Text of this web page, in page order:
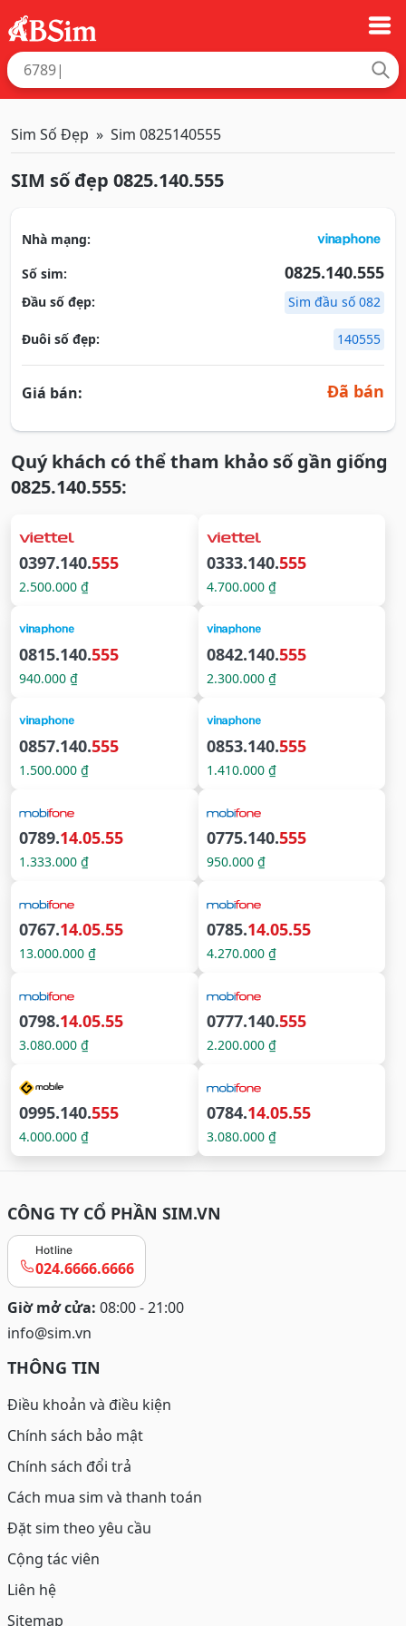
Sim Số Đẹp Sim 0825140555
SIM số đẹp 0825.140.555
Nhà mạng:
Số sim:
0825.140.555
Đầu số đẹp: Sim đầu số 082
Đuôi số đẹp: 140555
Giá bán: Đã bán
Quý khách có thể tham khảo số gần giống
0825.140.555:
0397.140.555
2.500.000 ₫
0333.140.555
4.700.000 ₫
0815.140.555
940.000 ₫
0842.140.555
2.300.000 ₫
0857.140.555
1.500.000 ₫
0853.140.555
1.410.000 ₫
0789.14.05.55
1.333.000 ₫
0775.140.555
950.000 ₫
0767.14.05.55
13.000.000 ₫
0785.14.05.55
4.270.000 ₫
0798.14.05.55
3.080.000 ₫
0777.140.555
2.200.000 ₫
0995.140.555
4.000.000 ₫
0784.14.05.55
3.080.000 ₫
CÔNG TY CỔ PHẦN SIM.VN
Hotline
024.6666.6666
Giờ mở cửa: 08:00 - 21:00
info@sim.vn
THÔNG TIN
Điều khoản và điều kiện
Chính sách bảo mật
Chính sách đổi trả
Cách mua sim và thanh toán
Đặt sim theo yêu cầu
Cộng tác viên
Liên hệ
Sitemap